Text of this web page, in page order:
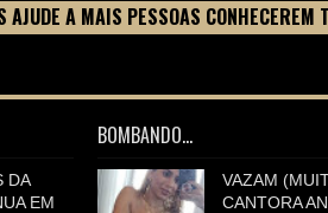
AJUDE A MAIS PESSOAS CONHECEREM
DA
EM
BOMBANDO...
VAZAM
CANTORA